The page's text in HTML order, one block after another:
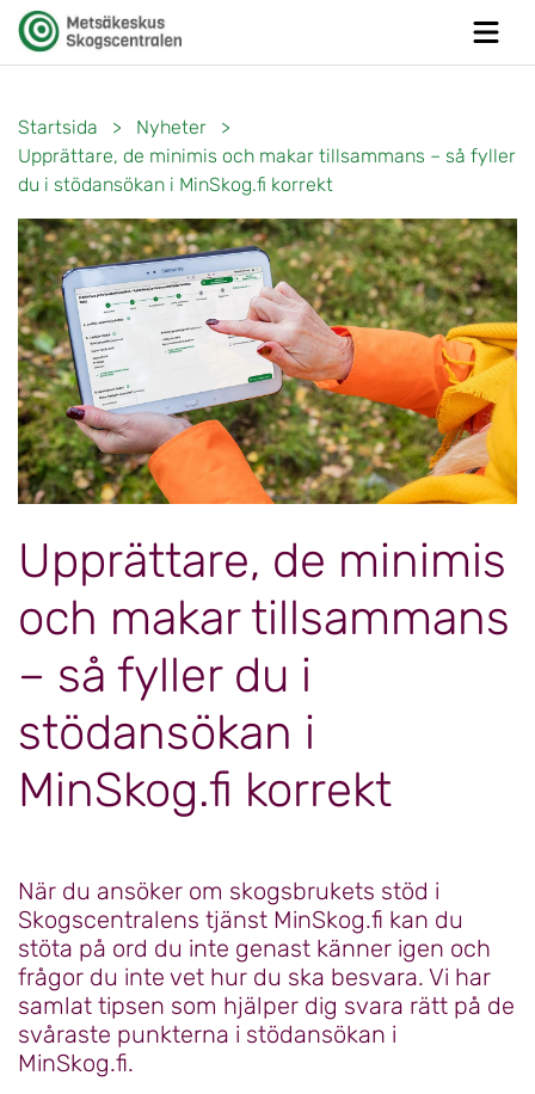
Startsida > Nyheter
>
Upprättare, de minimis och makar tillsammans – så fyller
du i stödansökan i MinSkog.fi korrekt
Upprättare, de minimis
och makar tillsammans
– så fyller du i
stödansökan i
MinSkog.fi korrekt
När du ansöker om skogsbrukets stöd i
Skogscentralens tjänst MinSkog.fi kan du
stöta på ord du inte genast känner igen och
frågor du inte vet hur du ska besvara. Vi har
samlat tipsen som hjälper dig svara rätt på de
svåraste punkterna i stödansökan i
MinSkog.fi.